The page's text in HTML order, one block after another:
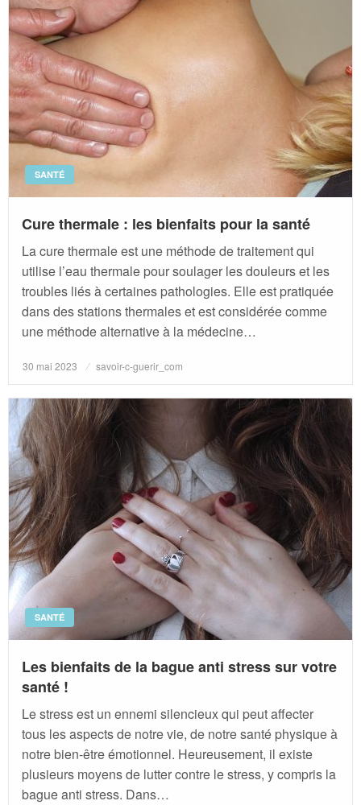
SANTÉ
Cure thermale : les bienfaits pour la santé
La cure thermale est une méthode de traitement qui
utilise l’eau thermale pour soulager les douleurs et les
troubles liés à certaines pathologies. Elle est pratiquée
dans des stations thermales et est considérée comme
une méthode alternative à la médecine…
Posted
30 mai 2023 savoir-c-guerir_com
SANTÉ
Les bienfaits de la bague anti stress sur votre
santé !
Le stress est un ennemi silencieux qui peut affecter
tous les aspects de notre vie, de notre santé physique à
notre bien-être émotionnel. Heureusement, il existe
plusieurs moyens de lutter contre le stress, y compris la
bague anti stress. Dans…